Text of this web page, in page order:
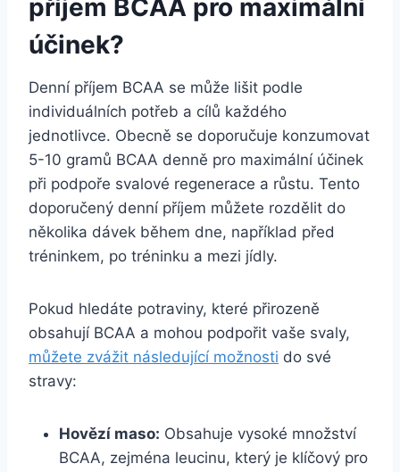
příjem BCAA pro maximální
účinek?
Denní příjem BCAA se může lišit podle
individuálních potřeb a cílů každého
jednotlivce. Obecně se doporučuje konzumovat
5-10 gramů BCAA denně pro maximální účinek
při podpoře svalové regenerace a růstu. Tento
doporučený denní příjem můžete rozdělit do
několika dávek během dne, například před
tréninkem, po tréninku a mezi jídly.
Pokud hledáte potraviny, které přirozeně
obsahují BCAA a mohou podpořit vaše svaly,
můžete zvážit následující možnosti do své
stravy:
Hovězí maso: Obsahuje vysoké množství
BCAA, zejména leucinu, který je klíčový pro